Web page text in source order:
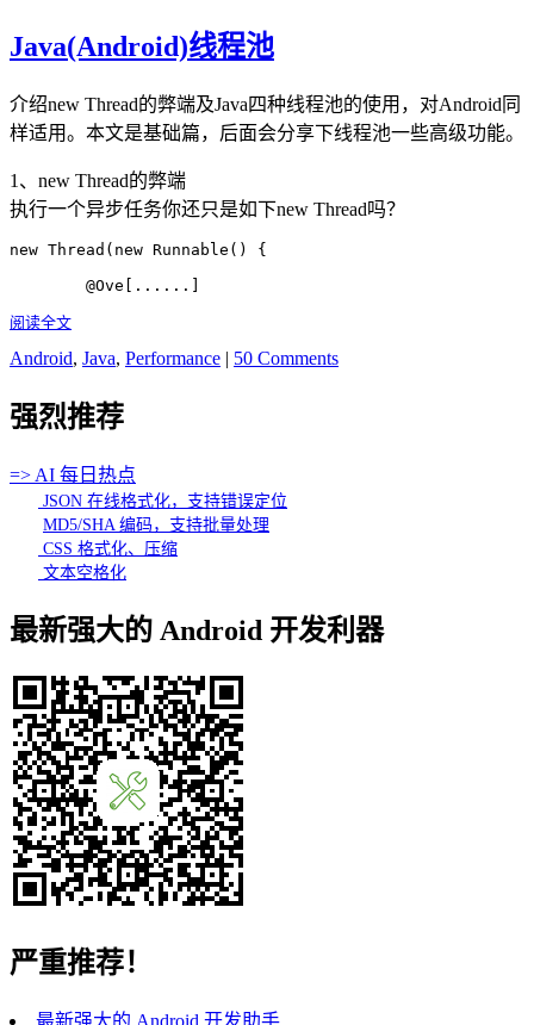
Java(Android)线程池
介绍new Thread的弊端及Java四种线程池的使用，对Android同
样适用。本文是基础篇，后面会分享下线程池一些高级功能。
1、new Thread的弊端
执行一个异步任务你还只是如下new Thread吗？
new Thread(new Runnable() {
	@Ove[......]
阅读全文
Android, Java, Performance | 50 Comments
强烈推荐
=> AI 每日热点
JSON 在线格式化，支持错误定位
MD5/SHA 编码，支持批量处理
CSS 格式化、压缩
文本空格化
最新强大的 Android 开发利器
严重推荐！
最新强大的 Android 开发助手